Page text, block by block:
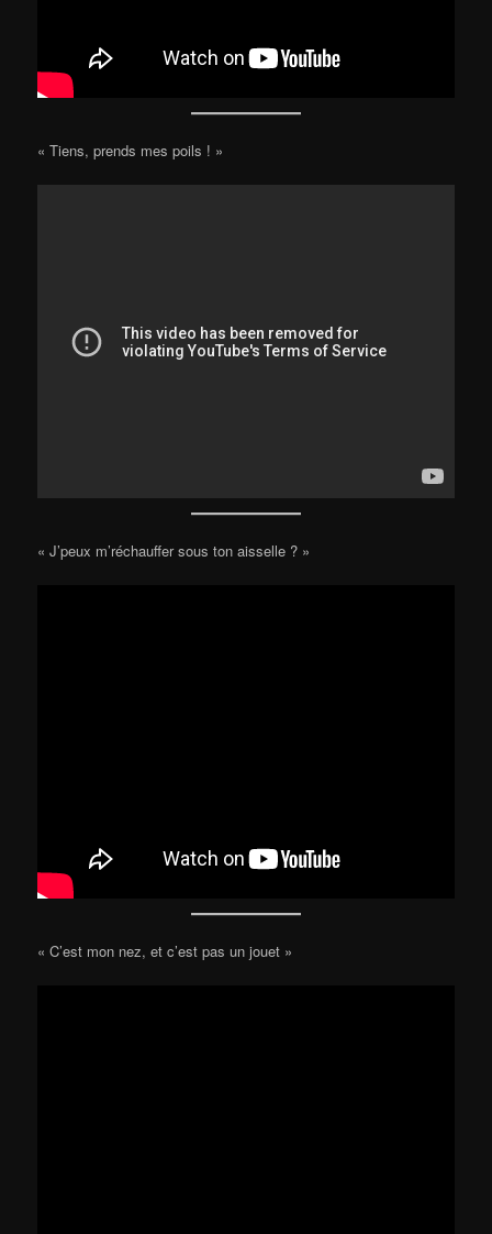
« Tiens, prends mes poils ! »
« J’peux m’réchauffer sous ton aisselle ? »
« C’est mon nez, et c’est pas un jouet »